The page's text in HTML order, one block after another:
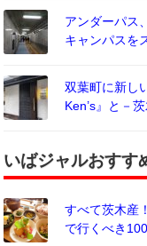
アンダーパス
キャンパスを
双葉町に新し
Ken’s』と－
いばジャルおすす
すべて茨木産
で行くべき